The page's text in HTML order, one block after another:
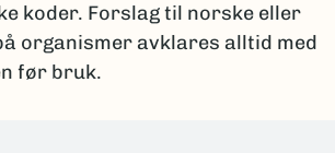
koder. Forslag til norske eller
organismer avklares alltid med
før bruk.